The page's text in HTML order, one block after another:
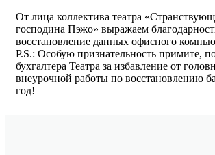
От лица коллектива театра
господина Пэжо» выражаем
восстановление данных офисного
P.S.: Особую признательность примите,
бухгалтера Театра за избавление от
внеурочной работы по восстановлению
год!